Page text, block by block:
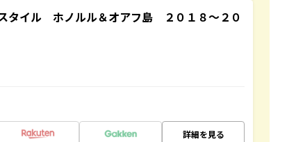
イル ホノルル＆オアフ島 ２０１８～２０
詳細を見る